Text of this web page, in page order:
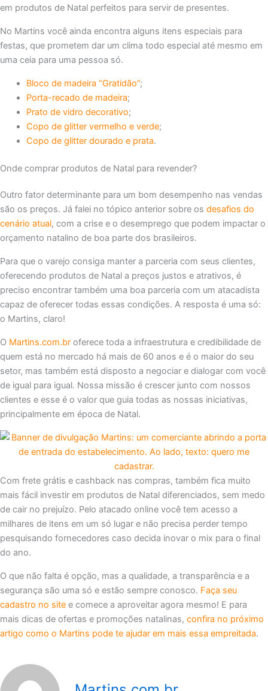
em produtos de Natal perfeitos para servir de presentes.
No Martins você ainda encontra alguns itens especiais para
festas, que prometem dar um clima todo especial até mesmo em
uma ceia para uma pessoa só.
Bloco de madeira “Gratidão”;
Porta-recado de madeira;
Prato de vidro decorativo;
Copo de glitter vermelho e verde;
Copo de glitter dourado e prata.
Onde comprar produtos de Natal para revender?
Outro fator determinante para um bom desempenho nas vendas
são os preços. Já falei no tópico anterior sobre os desafios do
cenário atual, com a crise e o desemprego que podem impactar o
orçamento natalino de boa parte dos brasileiros.
Para que o varejo consiga manter a parceria com seus clientes,
oferecendo produtos de Natal a preços justos e atrativos, é
preciso encontrar também uma boa parceria com um atacadista
capaz de oferecer todas essas condições. A resposta é uma só:
o Martins, claro!
O Martins.com.br oferece toda a infraestrutura e credibilidade de
quem está no mercado há mais de 60 anos e é o maior do seu
setor, mas também está disposto a negociar e dialogar com você
de igual para igual. Nossa missão é crescer junto com nossos
clientes e esse é o valor que guia todas as nossas iniciativas,
principalmente em época de Natal.
Com frete grátis e cashback nas compras, também fica muito
mais fácil investir em produtos de Natal diferenciados, sem medo
de cair no prejuízo. Pelo atacado online você tem acesso a
milhares de itens em um só lugar e não precisa perder tempo
pesquisando fornecedores caso decida inovar o mix para o final
do ano.
O que não falta é opção, mas a qualidade, a transparência e a
segurança são uma só e estão sempre conosco. Faça seu
cadastro no site e comece a aproveitar agora mesmo! E para
mais dicas de ofertas e promoções natalinas, confira no próximo
artigo como o Martins pode te ajudar em mais essa empreitada.